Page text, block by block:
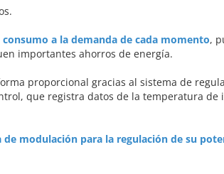
a la demanda de cada momento,
importantes ahorros de energía.
proporcional gracias al sistema de
que registra datos de la temperatura
modulación para la regulación de su